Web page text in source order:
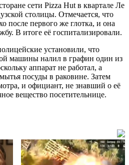
сети Pizza Hut в квартале Ле
столицы. Отмечается, что
после первого же глотка, и она
В итоге её госпитализировали.
установили, что
машины налил в графин один из
аппарат не работал, а
посуды в раковине. Затем
и официант, не знавший о её
вещество посетительнице.